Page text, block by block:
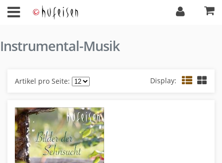
Instrumental-Musik
Artikel pro Seite: Display: